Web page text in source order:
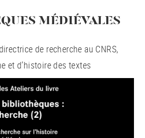
MÉDIÉVALES
de recherche au CNRS,
et d’histoire des textes